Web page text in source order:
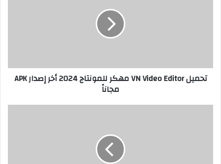
تحميل VN Video Editor مهكر للمونتاج 2024 أخر إصدار APK
مجاناً